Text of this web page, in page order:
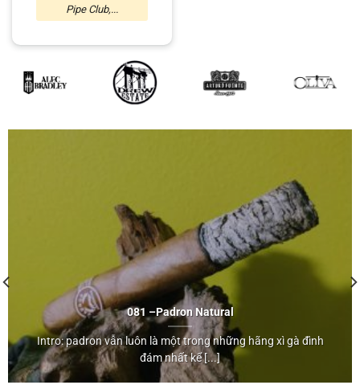
Pipe Club,...
Padron
Natural
">
081 –Padron Natural
Intro: padron vẫn luôn là một trong những hãng xì gà đình
đám nhất kể [...]